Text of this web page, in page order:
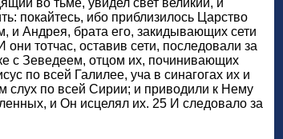
во тьме, увидел свет великий, и
покайтесь, ибо приблизилось Царство
и Андрея, брата его, закидывающих сети
тотчас, оставив сети, последовали за
с Зеведеем, отцом их, починивающих
по всей Галилее, уча в синагогах их и
слух по всей Сирии; и приводили к Нему
и Он исцелял их. 25 И следовало за